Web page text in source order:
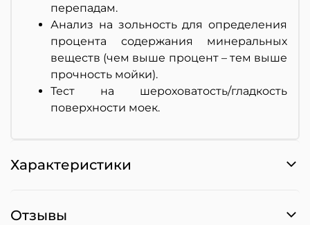
перепадам.
Анализ на зольность для определения
процента содержания минеральных
веществ (чем выше процент – тем выше
прочность мойки).
Тест на шероховатость/гладкость
поверхности моек.
Характеристики
Отзывы